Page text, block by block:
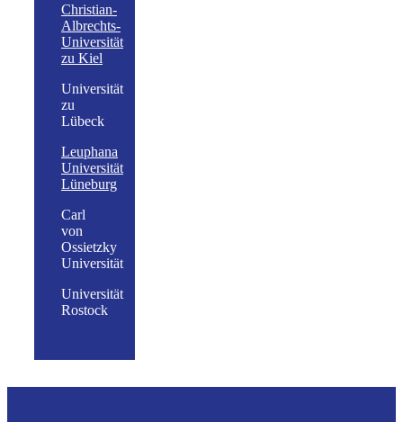
Christian-
Albrechts-
Universität
zu Kiel
Universität
zu
Lübeck
Leuphana
Universität
Lüneburg
Carl
von
Ossietzky
Universität
Universität
Rostock